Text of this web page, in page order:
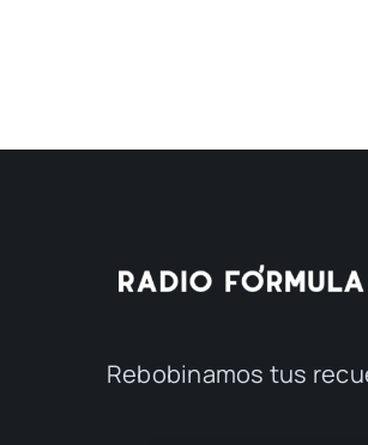
Rebobinamos tus